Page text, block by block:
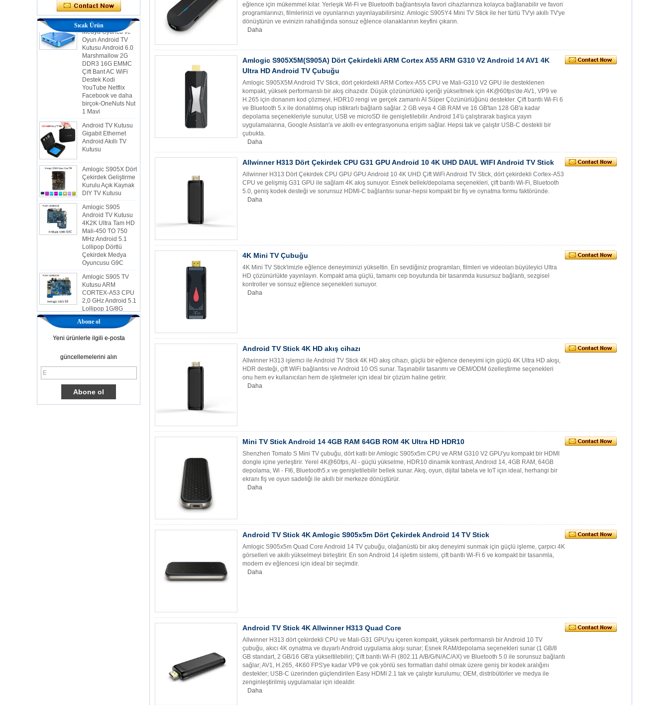
Sıcak Ürün
2'si 1 arada
Çekirdek Akış
Medya Oyuncu ve
Oyun Android TV
Kutusu Android 6.0
Marshmallow 2G
DDR3 16G EMMC
Çift Bant AC WiFi
Destek Kodi
YouTube Netflix
Facebook ve daha
birçok-OneNuts Nut
1 Mavi
Android TV Kutusu
Gigabit Ethernet
Android Akıllı TV
Kutusu
Çekirdek Geliştirme
Kurulu Açık Kaynak
DIY TV Kutusu
Amlogic S905
Android TV Kutusu
4K2K Ultra Tam HD
Mali-450 TO 750
MHz Android 5.1
Lollipop Dörtlü
Çekirdek Medya
Oyuncusu G9C
Amlogic S905 TV
Kutusu ARM
CORTEX-A53 CPU
2,0 GHz Android 5.1
Lollipop 1G/8G
4K2K Android TV
Kutusu Medya
Oyuncusu S9
En Yeni Amlogic
Amlogic S905X TV
Kutusu Dört
Kutusu VP9 H.265
Akıllı TV Kutusu X96
3G/4G SIM Kart
Abone ol
Yeni ürünlerle ilgili e-posta
güncellemelerini alın
eğlence için mükemmel kılar. Yerleşik Wi-Fi ve Bluetooth bağlantısıyla favori cihazlarınıza kolayca bağlanabilir ve favori
programlarınızı, filmlerinizi ve oyunlarınızı yayınlayabilirsiniz. Amlogic S905Y4 Mini TV Stick ile her türlü TV'yi akıllı TV'ye
dönüştürün ve evinizin rahatlığında sonsuz eğlence olanaklarının keyfini çıkarın.
Daha
Amlogic S905X5M(S905A) Dört Çekirdekli ARM Cortex A55 ARM G310 V2 Android 14 AV1 4K
Ultra HD Android TV Çubuğu
Amlogic S905X5M Android TV Stick, dört çekirdekli ARM Cortex-A55 CPU ve Mali-G310 V2 GPU ile desteklenen
kompakt, yüksek performanslı bir akış cihazıdır. Düşük çözünürlüklü içeriği yükseltmek için 4K@60fps'de AV1, VP9 ve
H.265 için donanım kod çözmeyi, HDR10 rengi ve gerçek zamanlı AI Süper Çözünürlüğünü destekler. Çift bantlı Wi-Fi 6
ve Bluetooth 5.x ile donatılmış olup istikrarlı bağlantı sağlar. 2 GB veya 4 GB RAM ve 16 GB'tan 128 GB'a kadar
depolama seçenekleriyle sunulur, USB ve microSD ile genişletilebilir. Android 14'ü çalıştırarak başlıca yayın
uygulamalarına, Google Asistan'a ve akıllı ev entegrasyonuna erişim sağlar. Hepsi tak ve çalıştır USB-C destekli bir
çubukta.
Daha
Allwinner H313 Dört Çekirdek CPU G31 GPU Android 10 4K UHD DAUL WIFI Android TV Stick
Allwinner H313 Dört Çekirdek CPU GPU GPU Android 10 4K UHD Çift WiFi Android TV Stick, dört çekirdekli Cortex-A53
CPU ve gelişmiş G31 GPU ile sağlam 4K akış sunuyor. Esnek bellek/depolama seçenekleri, çift bantlı Wi-Fi, Bluetooth
5.0, geniş kodek desteği ve sorunsuz HDMI-C bağlantısı sunar-hepsi kompakt bir fiş ve oynatma formu faktöründe.
Daha
4K Mini TV Çubuğu
4K Mini TV Stick'imizle eğlence deneyiminizi yükseltin. En sevdiğiniz programları, filmleri ve videoları büyüleyici Ultra
HD çözünürlükte yayınlayın. Kompakt ama güçlü, tamamı cep boyutunda bir tasarımda kusursuz bağlantı, sezgisel
kontroller ve sonsuz eğlence seçenekleri sunuyor.
Daha
Android TV Stick 4K HD akış cihazı
Allwinner H313 işlemci ile Android TV Stick 4K HD akış cihazı, güçlü bir eğlence deneyimi için güçlü 4K Ultra HD akışı,
HDR desteği, çift WiFi bağlantısı ve Android 10 OS sunar. Taşınabilir tasarımı ve OEM/ODM özelleştirme seçenekleri
onu hem ev kullanıcıları hem de işletmeler için ideal bir çözüm haline getirir.
Daha
Mini TV Stick Android 14 4GB RAM 64GB ROM 4K Ultra HD HDR10
Shenzhen Tomato S Mini TV çubuğu, dört katlı bir Amlogic S905x5m CPU ve ARM G310 V2 GPU'yu kompakt bir HDMI
dongle içine yerleştirir. Yerel 4K@60fps, AI - güçlü yükselme, HDR10 dinamik kontrast, Android 14, 4GB RAM, 64GB
depolama, Wi - FI6, Bluetooth5.x ve genişletilebilir bellek sunar. Akış, oyun, dijital tabela ve IoT için ideal, herhangi bir
ekranı fiş ve oyun sadeliği ile akıllı bir merkeze dönüştürür.
Daha
Android TV Stick 4K Amlogic S905x5m Dört Çekirdek Android 14 TV Stick
Amlogic S905x5m Quad Core Android 14 TV çubuğu, olağanüstü bir akış deneyimi sunmak için güçlü işleme, çarpıcı 4K
görselleri ve akıllı yükselmeyi birleştirir. En son Android 14 işletim sistemi, çift bantlı Wi-Fi 6 ve kompakt bir tasarımla,
modern ev eğlencesi için ideal bir seçimdir.
Daha
Android TV Stick 4K Allwinner H313 Quad Core
Allwinner H313 dört çekirdekli CPU ve Mali-G31 GPU'yu içeren kompakt, yüksek performanslı bir Android 10 TV
çubuğu, akıcı 4K oynatma ve duyarlı Android uygulama akışı sunar; Esnek RAM/depolama seçenekleri sunar (1 GB/8
GB standart, 2 GB/16 GB'a yükseltilebilir); Çift bantlı Wi-Fi (802.11 A/B/G/N/AC/AX) ve Bluetooth 5.0 ile sorunsuz bağlantı
sağlar; AV1, H.265, 4K60 FPS'ye kadar VP9 ve çok yönlü ses formatları dahil olmak üzere geniş bir kodek aralığını
destekler; USB-C üzerinden güçlendirilen Easy HDMI 2.1 tak ve çalıştır kurulumu; OEM, distribütörler ve medya ile
zenginleştirilmiş uygulamalar için idealdir.
Daha